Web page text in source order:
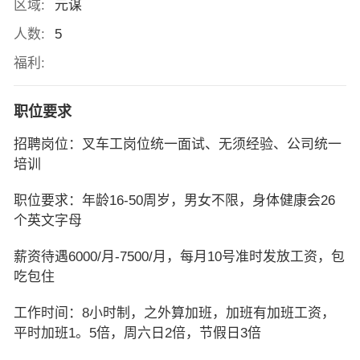
区域:
元谋
人数:
5
福利:
职位要求
招聘岗位：叉车工岗位统一面试、无须经验、公司统一
培训
职位要求：年龄16-50周岁，男女不限，身体健康会26
个英文字母
薪资待遇6000/月-7500/月，每月10号准时发放工资，包
吃包住
工作时间：8小时制，之外算加班，加班有加班工资，
平时加班1。5倍，周六日2倍，节假日3倍